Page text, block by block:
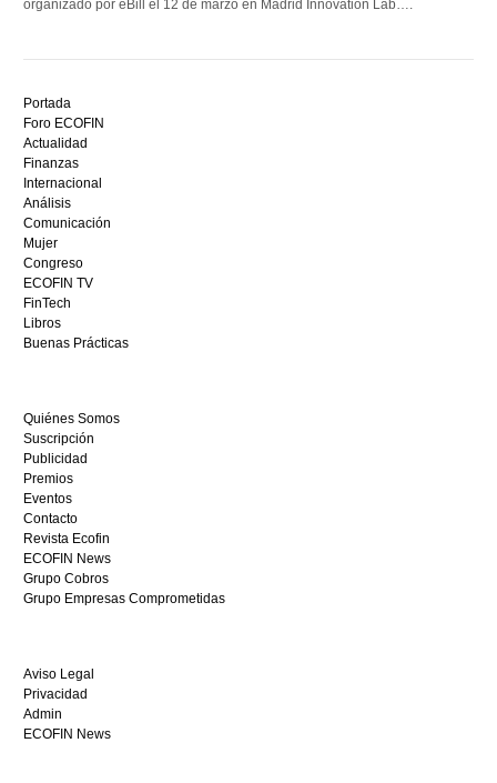
organizado por eBill el 12 de marzo en Madrid Innovation Lab….
mejor
bono
sin
depósito
casino
en
España,
visita
este
sitio
restaurantedonmauro.es
y
ganar
hoy
mismo.
Portada
Foro ECOFIN
Actualidad
Finanzas
Internacional
Análisis
Comunicación
Mujer
Congreso
ECOFIN TV
FinTech
Libros
Buenas Prácticas
Quiénes Somos
Suscripción
Publicidad
Premios
Eventos
Contacto
Revista Ecofin
ECOFIN News
Grupo Cobros
Grupo Empresas Comprometidas
Aviso Legal
Privacidad
Admin
ECOFIN News